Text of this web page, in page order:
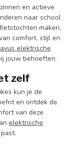
en actieve
naar school
maken,
comfort, stijl en
elektrische
jouw behoeften.
zelf
kun je de
en ontdek de
van deze
elektrische